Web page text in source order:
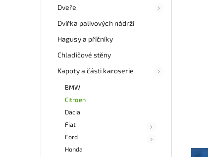
Dveře
Dvířka palivových nádrží
Hagusy a příčníky
Chladičové stěny
Kapoty a části karoserie
BMW
Citroën
Dacia
Fiat
Ford
Honda